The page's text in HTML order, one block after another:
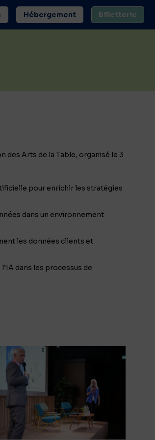
Hébergement Billetterie
des Arts de la Table, organisé le 3
pour enrichir les stratégies
dans un environnement
les données clients et
dans les processus de